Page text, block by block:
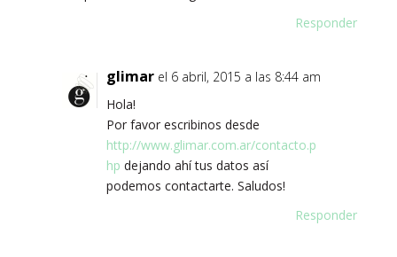
Responder
glimar el 6 abril, 2015 a las 8:44 am
Hola!
Por favor escribinos desde
http://www.glimar.com.ar/contacto.p
hp dejando ahí tus datos así
podemos contactarte. Saludos!
Responder